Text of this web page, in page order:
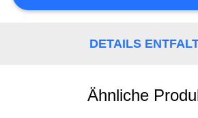
DETAILS
Ähnliche